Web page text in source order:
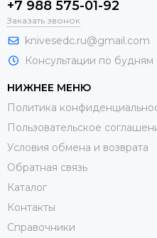
+7 988 575-01-92
Заказать звонок
knivesedc.ru@gmail.com
Консультации по будням
НИЖНЕЕ МЕНЮ
Политика
Пользовательское
Условия обмена и возврата
Обратная связь
Каталог
Контакты
Справочники